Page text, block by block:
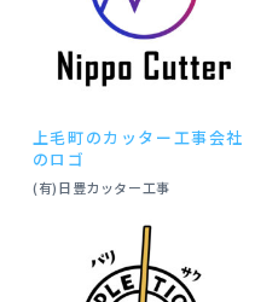
上毛町のカッター工事会社
のロゴ
(有)日豊カッター工事